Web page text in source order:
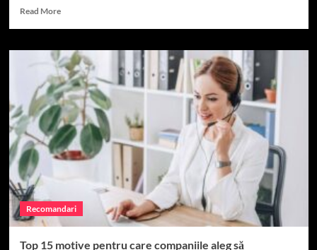
Read MoreRead
Cele
mai
frecvente
greșeli
la
cumpărarea
jantelor
auto
și
eviți
Recomandari
Top 15 motive pentru care companiile aleg să